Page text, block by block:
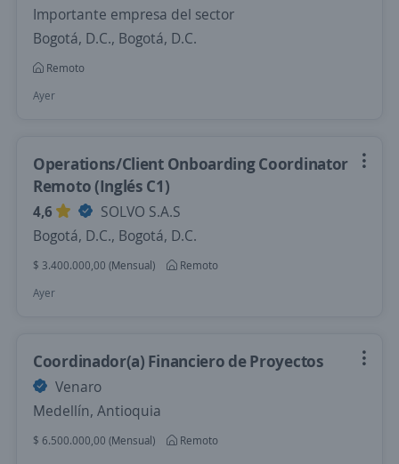
Importante empresa del sector
Bogotá, D.C., Bogotá, D.C.
Remoto
Ayer
Operations/Client Onboarding Coordinator
Remoto (Inglés C1)
4,6
SOLVO S.A.S
Bogotá, D.C., Bogotá, D.C.
$ 3.400.000,00 (Mensual)
Remoto
Ayer
Coordinador(a) Financiero de Proyectos
Venaro
Medellín, Antioquia
$ 6.500.000,00 (Mensual)
Remoto